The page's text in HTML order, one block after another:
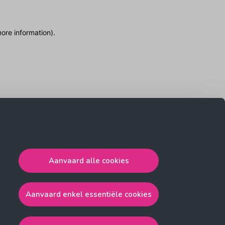
Aanvaard alle cookies
Aanvaard enkel essentiële cookies
information).